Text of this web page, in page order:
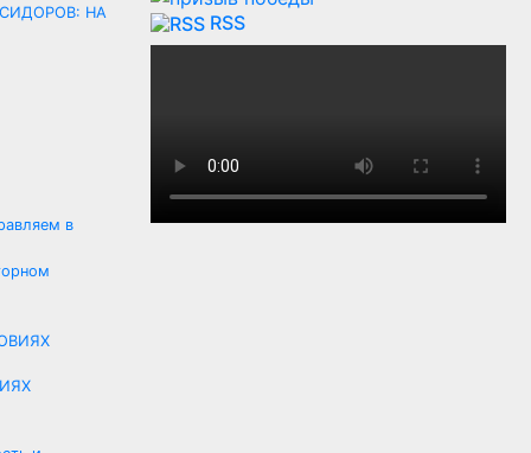
НА
в
RSS